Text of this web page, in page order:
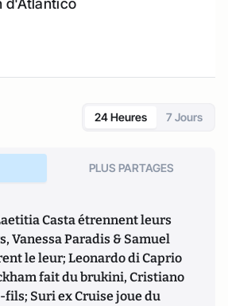
d'Atlantico
24 Heures 7 Jours
PLUS PARTAGES
Casta étrennent leurs
Vanessa Paradis & Samuel
le leur; Leonardo di Caprio
fait du brukini, Cristiano
fils; Suri ex Cruise joue du